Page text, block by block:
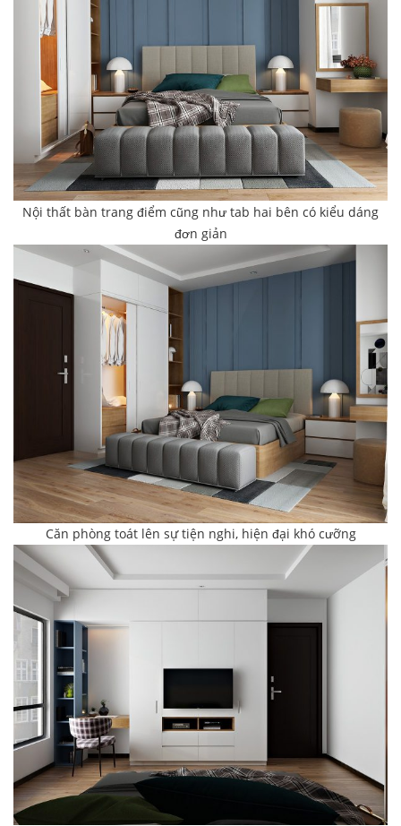
Nội thất bàn trang điểm cũng như tab hai bên có kiểu dáng
đơn giản
Căn phòng toát lên sự tiện nghi, hiện đại khó cưỡng